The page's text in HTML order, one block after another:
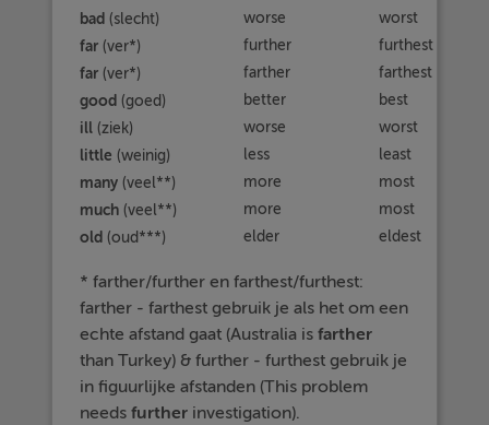
bad (slecht) worse worst
far (ver*) further furthest
far (ver*) farther farthest
good (goed) better best
ill (ziek) worse worst
little (weinig) less least
many (veel**) more most
much (veel**) more most
old (oud***) elder eldest
* farther/further en farthest/furthest:
farther - farthest gebruik je als het om een
echte afstand gaat (Australia isfarther
than Turkey) & further - furthest gebruik je
in figuurlijke afstanden (This problem
needsfurther investigation).